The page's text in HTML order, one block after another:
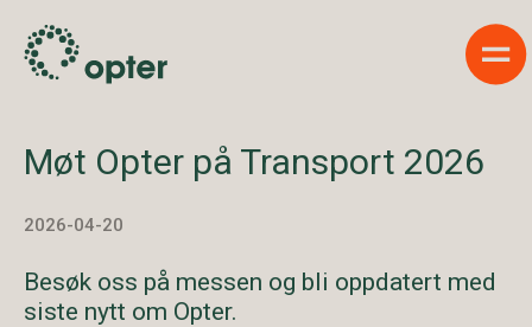
Møt Opter på Transport 2026
2026-04-20
Besøk oss på messen og bli oppdatert med
siste nytt om Opter.